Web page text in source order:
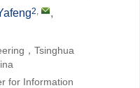
2,
,
，Tsinghua
for Information